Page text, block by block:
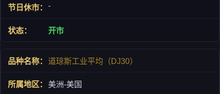
-
开市
道琼斯工业平均（DJ30）
美洲-美国